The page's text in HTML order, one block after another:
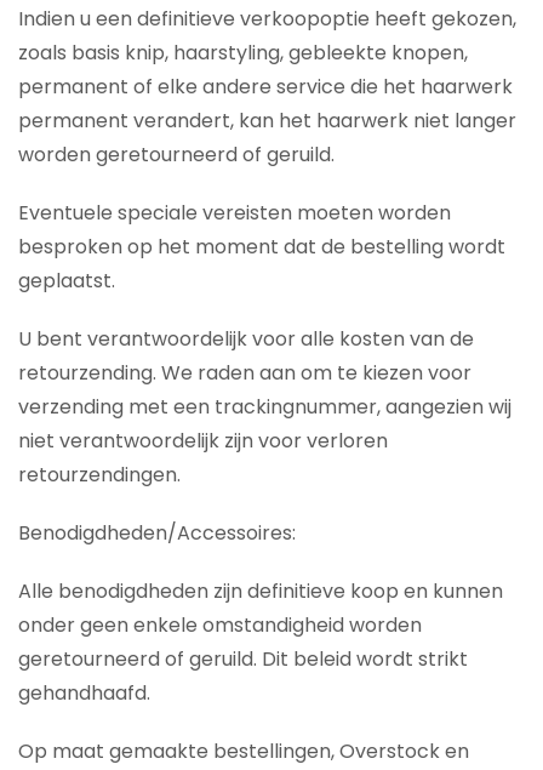
Indien u een definitieve verkoopoptie heeft gekozen,
zoals basis knip, haarstyling, gebleekte knopen,
permanent of elke andere service die het haarwerk
permanent verandert, kan het haarwerk niet langer
worden geretourneerd of geruild.
Eventuele speciale vereisten moeten worden
besproken op het moment dat de bestelling wordt
geplaatst.
U bent verantwoordelijk voor alle kosten van de
retourzending. We raden aan om te kiezen voor
verzending met een trackingnummer, aangezien wij
niet verantwoordelijk zijn voor verloren
retourzendingen.
Benodigdheden/Accessoires:
Alle benodigdheden zijn definitieve koop en kunnen
onder geen enkele omstandigheid worden
geretourneerd of geruild. Dit beleid wordt strikt
gehandhaafd.
Op maat gemaakte bestellingen, Overstock en